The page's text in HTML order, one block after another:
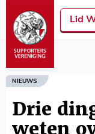
Lid
NIEUWS
Drie
weten